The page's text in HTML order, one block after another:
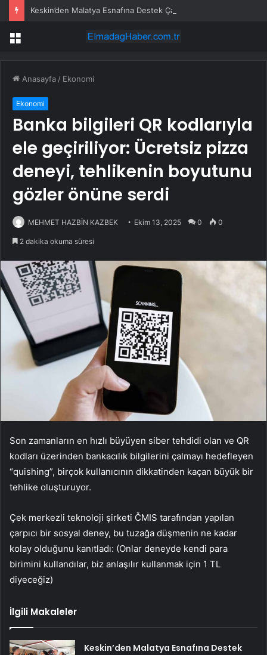
Keskin’den Malatya Esnafına Destek Çağrısı
Menü
Anasayfa / Ekonomi
Ekonomi
Banka bilgileri QR kodlarıyla
ele geçiriliyor: Ücretsiz pizza
deneyi, tehlikenin boyutunu
gözler önüne serdi
MEHMET HAZBİN KAZBEK Ekim 13, 2025 0 0
2 dakika okuma süresi
Son zamanların en hızlı büyüyen siber tehdidi olan ve QR
kodları üzerinden bankacılık bilgilerini çalmayı hedefleyen
“quishing”, birçok kullanıcının dikkatinden kaçan büyük bir
tehlike oluşturuyor.
Çek merkezli teknoloji şirketi ČMIS tarafından yapılan
çarpıcı bir sosyal deney, bu tuzağa düşmenin ne kadar
kolay olduğunu kanıtladı: (Onlar deneyde kendi para
birimini kullandılar, biz anlaşılır kullanmak için 1 TL
diyeceğiz)
İlgili Makaleler
Keskin’den Malatya Esnafına Destek